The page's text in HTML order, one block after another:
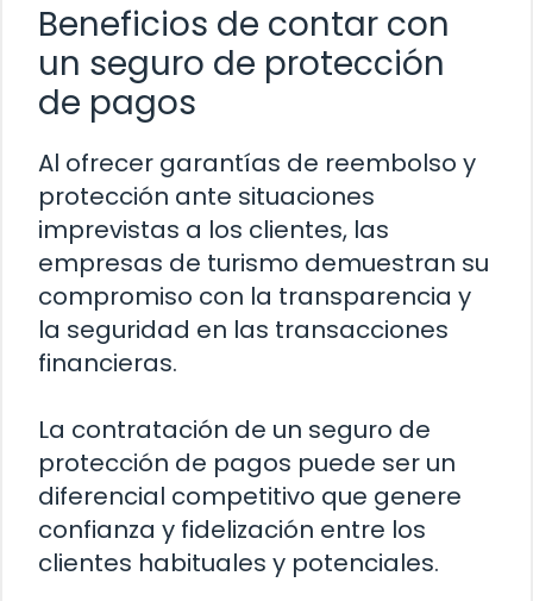
Beneficios de contar con
un seguro de protección
de pagos
Al ofrecer garantías de reembolso y
protección ante situaciones
imprevistas a los clientes, las
empresas de turismo demuestran su
compromiso con la transparencia y
la seguridad en las transacciones
financieras.
La contratación de un seguro de
protección de pagos puede ser un
diferencial competitivo que genere
confianza y fidelización entre los
clientes habituales y potenciales.